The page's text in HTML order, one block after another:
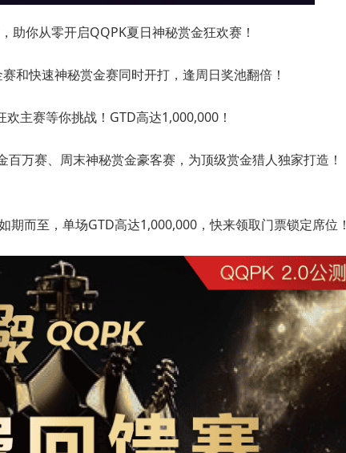
助你从零开启QQPK夏日神秘赏金狂欢赛！
和快速神秘赏金赛同时开打，逢周日奖池翻倍！
主赛等你挑战！GTD高达1,000,000！
万赛、周末神秘赏金豪客赛，为顶级赏金猎人独家打造！
期而至，单场GTD高达1,000,000，快来领取门票锁定席位！